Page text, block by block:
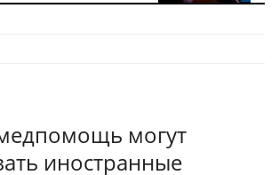
могут
иностранные